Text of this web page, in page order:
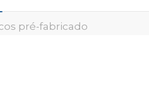
pré-fabricado